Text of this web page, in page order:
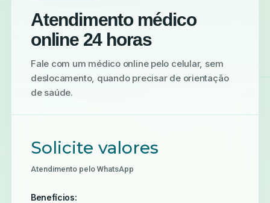
Atendimento médico
online 24 horas
Fale com um médico online pelo celular, sem
deslocamento, quando precisar de orientação
de saúde.
Solicite valores
Atendimento pelo WhatsApp
Benefícios: